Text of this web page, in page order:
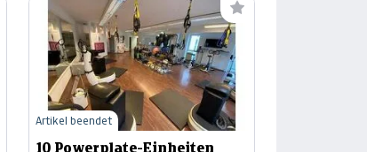
10 Powerplate-Einheiten
Artikel beendet